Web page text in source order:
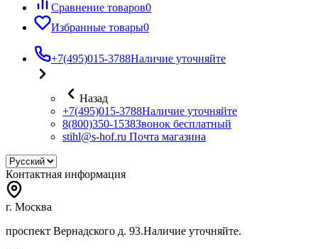
Сравнение товаров0
Избранные товары0
+7(495)015-3788Наличие уточняйте
Назад
+7(495)015-3788Наличие уточняйте
8(800)350-1538Звонок бесплатный
stihl@s-hof.ru Почта магазина
Контактная информация
г. Москва
проспект Вернадского д. 93.Наличие уточняйте.